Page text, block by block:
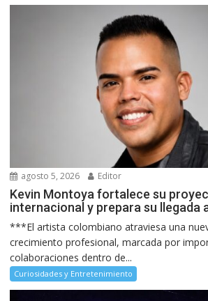
agosto 5, 2026 Editor
Kevin Montoya fortalece su
internacional y prepara su llegada
***El artista colombiano atraviesa una
crecimiento profesional, marcada por
colaboraciones dentro de...
Curiosidades y Entretenimiento